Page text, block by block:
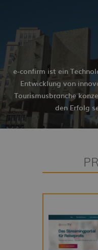
e-confirm ist ein
Entwicklung von
Tourismusbranche
den Erfolg